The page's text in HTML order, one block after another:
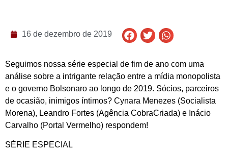
16 de dezembro de 2019
Seguimos nossa série especial de fim de ano com uma
análise sobre a intrigante relação entre a mídia monopolista
e o governo Bolsonaro ao longo de 2019. Sócios, parceiros
de ocasião, inimigos íntimos? Cynara Menezes (Socialista
Morena), Leandro Fortes (Agência CobraCriada) e Inácio
Carvalho (Portal Vermelho) respondem!
SÉRIE ESPECIAL